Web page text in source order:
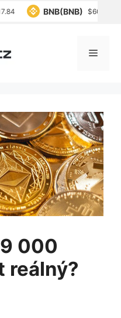
BNB(BNB) $604.95
Menu
000
reálný?